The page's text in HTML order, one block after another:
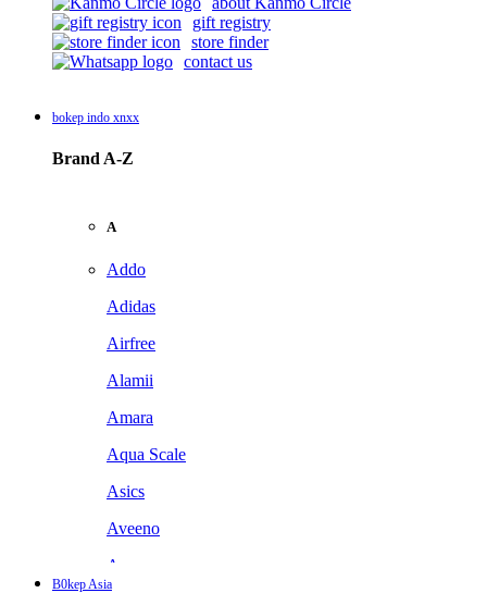
gift registry
store finder
contact us
bokep indo xnxx
Brand A-Z
A
Addo
Adidas
Airfree
Alamii
Amara
Aqua Scale
Asics
Aveeno
Awan
B0kep Asia